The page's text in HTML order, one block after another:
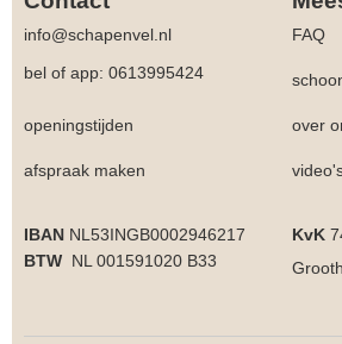
info@schapenvel.nl
FAQ
bel of app: 0613995424
openingstijden over
afspraak maken
IBAN NL53INGB0002946217 KvK
BTW NL 001591020 B33